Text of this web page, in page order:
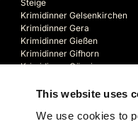
This website uses
We use cookies to
Steige
Krimidinner Gelsenkirchen
Krimidinner Gera
Krimidinner Gießen
Krimidinner Gifhorn
Krimidinner Göppingen
Krimidinner Goslar
Krimidinner Göttingen